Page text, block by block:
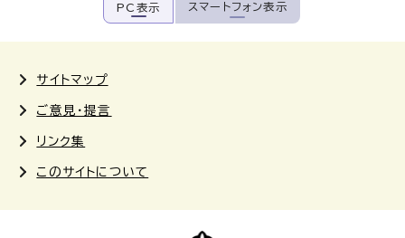
PC表示 スマートフォン表示
サイトマップ
ご意見・提言
リンク集
このサイトについて